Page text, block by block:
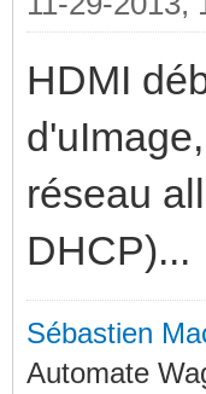
HDMI
réseau
DHCP)...
Sébastien
Automate